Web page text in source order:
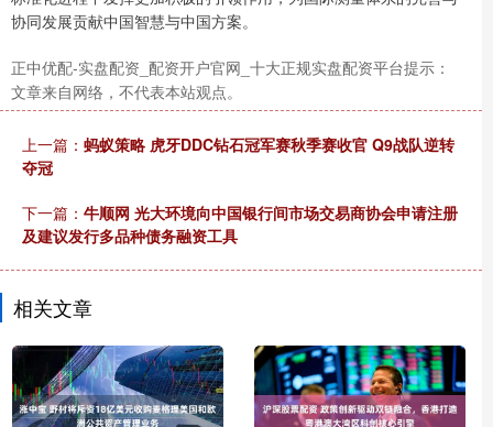
协同发展贡献中国智慧与中国方案。
正中优配-实盘配资_配资开户官网_十大正规实盘配资平台提示：
文章来自网络，不代表本站观点。
上一篇： 蚂蚁策略 虎牙DDC钻石冠军赛秋季赛收官 Q9战队逆转
夺冠
下一篇： 牛顺网 光大环境向中国银行间市场交易商协会申请注册
及建议发行多品种债务融资工具
相关文章